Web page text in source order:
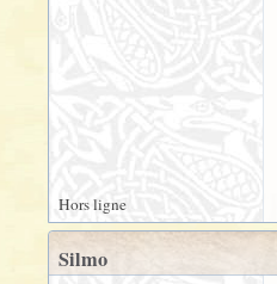
Hors ligne
Silmo